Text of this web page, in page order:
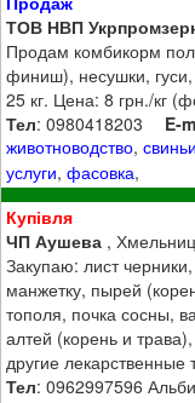
ТОВ НВП
Продам комбикорм
финиш), несушки,
25 кг. Цена: 8 грн./кг
Тел: 0980418203 E-
животноводство,свиньи
услуги,фасовка,
Купівля
ЧП Аушева ,
Закупаю: лист
манжетку, пырей
тополя, почка сосны,
алтей (корень и
другие
Тел: 0962997596